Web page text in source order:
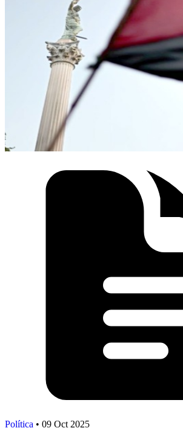
Política • 09 Oct 2025